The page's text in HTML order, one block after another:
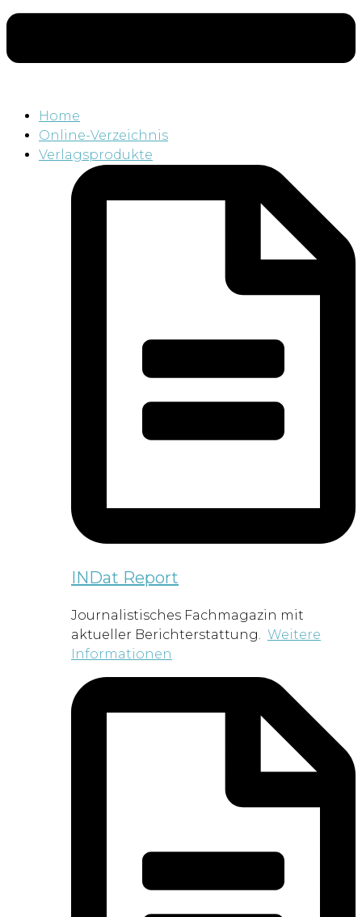
Home
Online-Verzeichnis
Verlagsprodukte
INDat Report
Journalistisches Fachmagazin mit
aktueller Berichterstattung. Weitere
Informationen